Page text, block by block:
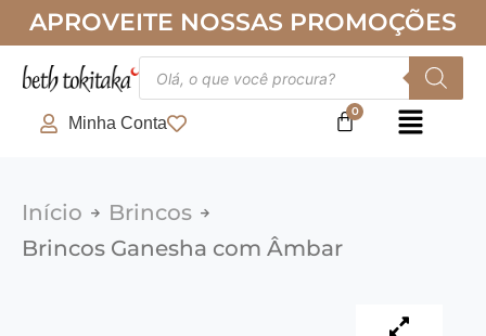
conteúdo
APROVEITE NOSSAS PROMOÇÕES
produtos
Minha Conta
Início
Brincos
Brincos Ganesha com Âmbar